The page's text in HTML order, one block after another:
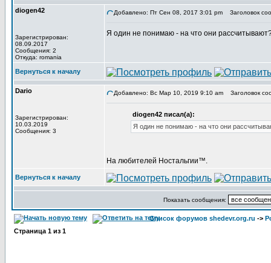
diogen42
Зарегистрирован:
08.09.2017
Сообщения: 2
Откуда: romania
Добавлено: Пт Сен 08, 2017 3:01 pm Заголовок
Я один не понимаю - на что они
Вернуться к началу
Dario
Зарегистрирован:
10.03.2019
Сообщения: 3
Добавлено: Вс Мар 10, 2019 9:10 am Заголовок
diogen42 писал(а):
Я один не понимаю - на что они
На любителей Ностальгии™.
Вернуться к началу
Показать сообщения:
Список форумов shedevr.org.ru ->
Страница 1 из 1